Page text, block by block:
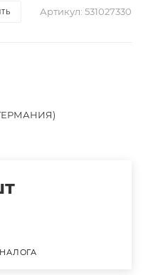
Артикул: 531027330